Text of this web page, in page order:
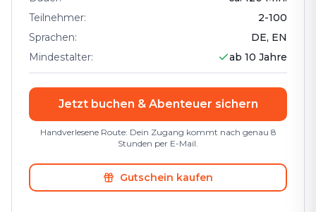
Teilnehmer: 2-100
Sprachen:
DE, EN
Mindestalter: ab 10 Jahre
Jetzt buchen & Abenteuer sichern
Handverlesene Route: Dein Zugang kommt nach genau 8
Stunden per E-Mail.
Gutschein kaufen